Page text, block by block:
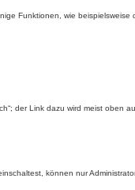
Funktionen, wie beispielsweise
der Link dazu wird meist oben
können nur